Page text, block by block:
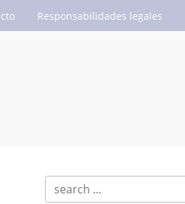
Responsabilidades legales